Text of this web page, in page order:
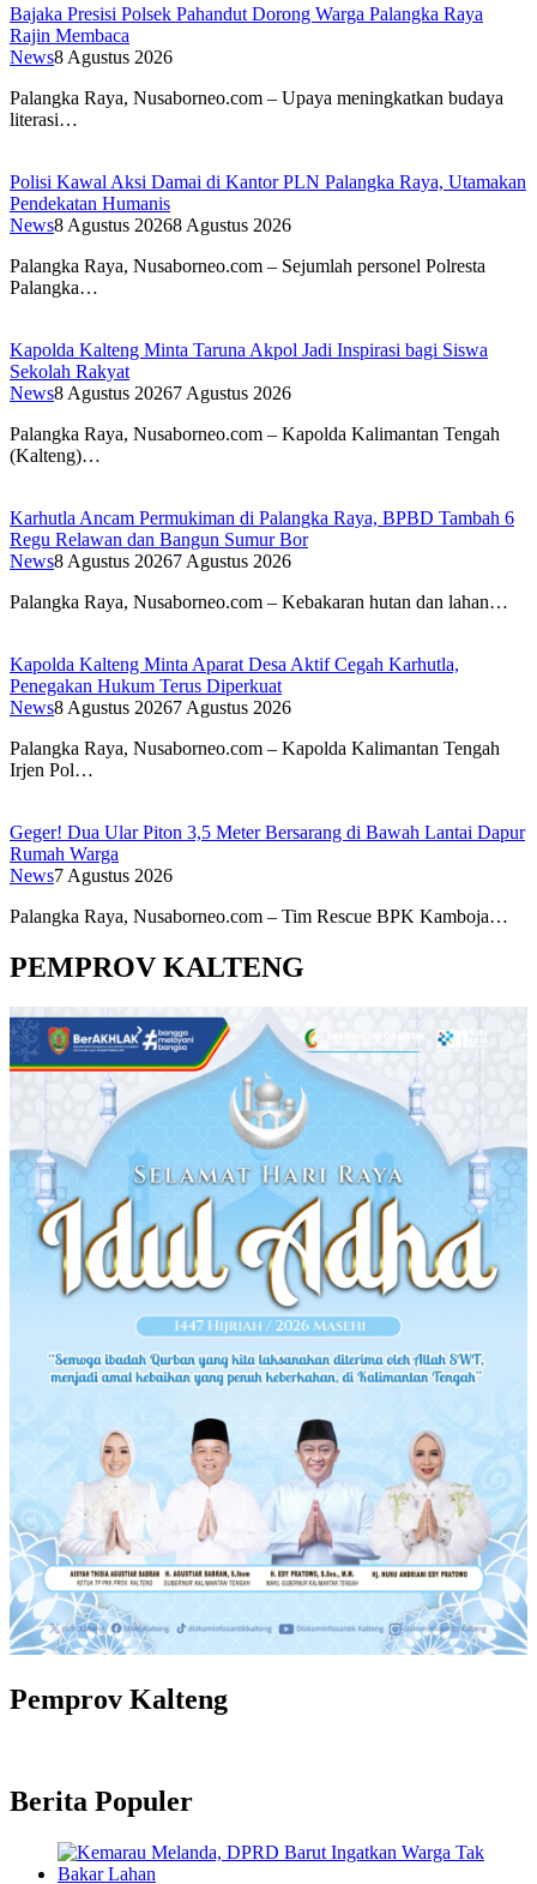
Bajaka Presisi Polsek Pahandut Dorong Warga Palangka Raya
Rajin Membaca
News8 Agustus 2026
Palangka Raya, Nusaborneo.com – Upaya meningkatkan budaya
literasi…
Polisi Kawal Aksi Damai di Kantor PLN Palangka Raya, Utamakan
Pendekatan Humanis
News8 Agustus 20268 Agustus 2026
Palangka Raya, Nusaborneo.com – Sejumlah personel Polresta
Palangka…
Kapolda Kalteng Minta Taruna Akpol Jadi Inspirasi bagi Siswa
Sekolah Rakyat
News8 Agustus 20267 Agustus 2026
Palangka Raya, Nusaborneo.com – Kapolda Kalimantan Tengah
(Kalteng)…
Karhutla Ancam Permukiman di Palangka Raya, BPBD Tambah 6
Regu Relawan dan Bangun Sumur Bor
News8 Agustus 20267 Agustus 2026
Palangka Raya, Nusaborneo.com – Kebakaran hutan dan lahan…
Kapolda Kalteng Minta Aparat Desa Aktif Cegah Karhutla,
Penegakan Hukum Terus Diperkuat
News8 Agustus 20267 Agustus 2026
Palangka Raya, Nusaborneo.com – Kapolda Kalimantan Tengah
Irjen Pol…
Geger! Dua Ular Piton 3,5 Meter Bersarang di Bawah Lantai Dapur
Rumah Warga
News7 Agustus 2026
Palangka Raya, Nusaborneo.com – Tim Rescue BPK Kamboja…
PEMPROV KALTENG
Pemprov Kalteng
Berita Populer